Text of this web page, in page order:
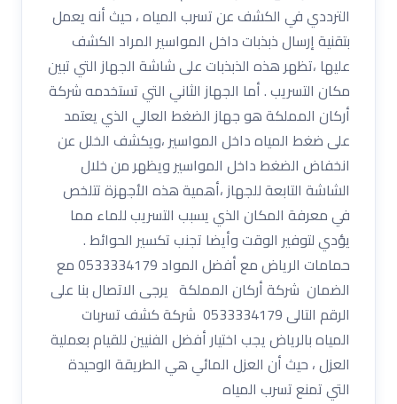
الترددي في الكشف عن تسرب المياه ، حيث أنه يعمل
بتقنية إرسال ذبذبات داخل المواسير المراد الكشف
عليها ،تظهر هذه الذبذبات على شاشة الجهاز التي تبين
مكان التسريب . أما الجهاز الثاني التي تستخدمه شركة
أركان المملكة هو جهاز الضغط العالي الذي يعتمد
على ضغط المياه داخل المواسير ،ويكشف الخلل عن
انخفاض الضغط داخل المواسير ويظهر من خلال
الشاشة التابعة للجهاز ،أهمية هذه الأجهزة تتلخص
في معرفة المكان الذي يسبب التسريب للماء مما
يؤدي لتوفير الوقت وأيضا تجنب تكسير الحوائط .
حمامات الرياض مع أفضل المواد 0533334179 مع
الضمان شركة أركان المملكة يرجى الاتصال بنا على
الرقم التالى 0533334179 شركة كشف تسربات
المياه بالرياض يجب اختيار أفضل الفنيين للقيام بعملية
العزل ، حيث أن العزل المائي هي الطريقة الوحيدة
التي تمنع تسرب المياه